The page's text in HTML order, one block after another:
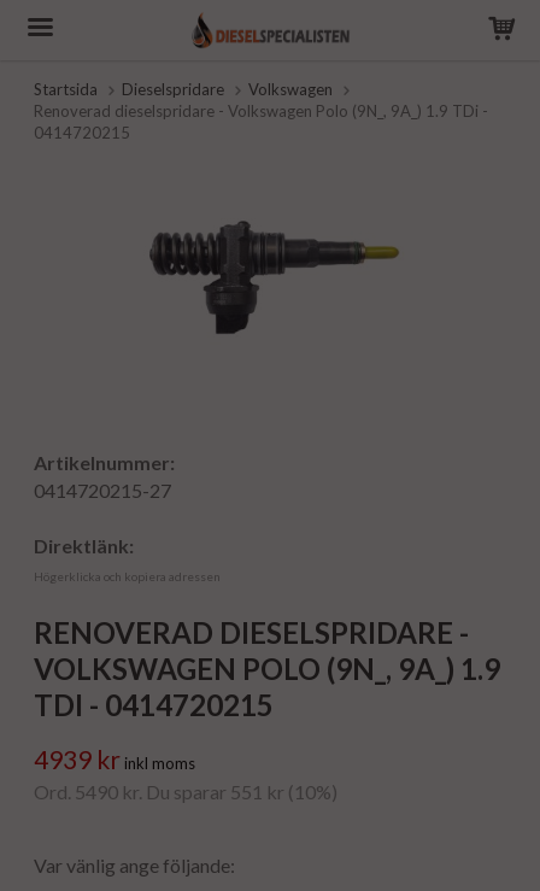
Startsida Dieselspridare
Volkswagen
Renoverad dieselspridare - Volkswagen Polo (9N_, 9A_) 1.9 TDi -
0414720215
Artikelnummer:
0414720215-27
Direktlänk:
Högerklicka och kopiera adressen
RENOVERAD DIESELSPRIDARE -
VOLKSWAGEN POLO (9N_, 9A_) 1.9
TDI - 0414720215
4939 kr inkl moms
Ord. 5490 kr. Du sparar 551 kr (10%)
Var vänlig ange följande: